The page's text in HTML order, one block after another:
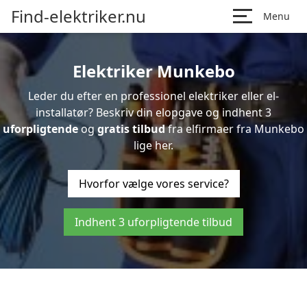
Find-elektriker.nu Menu
Elektriker Munkebo
Leder du efter en professionel elektriker eller el-
installatør? Beskriv din elopgave og indhent 3
uforpligtendeoggratis tilbudfra elfirmaer fra Munkebo
lige her.
Hvorfor vælge vores service?
Indhent 3 uforpligtende tilbud